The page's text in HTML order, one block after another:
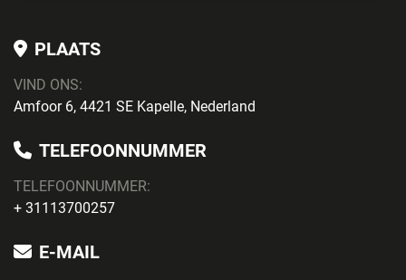
PLAATS
VIND ONS:
Amfoor 6, 4421 SE Kapelle, Nederland
TELEFOONNUMMER
TELEFOONNUMMER:
+ 31113700257
E-MAIL